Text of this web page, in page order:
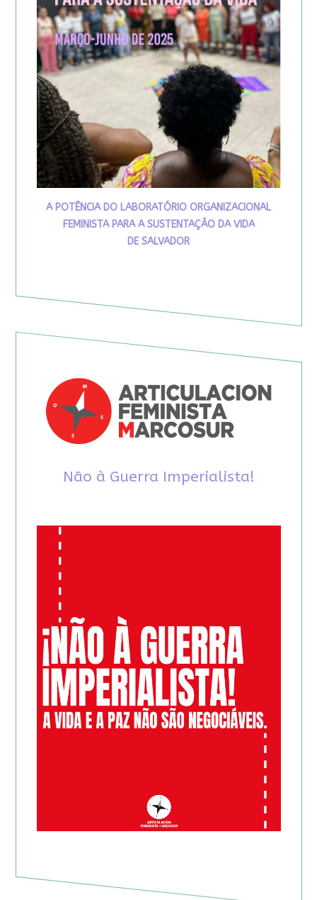
A POTÊNCIA DO LABORATÓRIO ORGANIZACIONAL
FEMINISTA PARA A SUSTENTAÇÃO DA VIDA
DE SALVADOR
Não à Guerra Imperialista!